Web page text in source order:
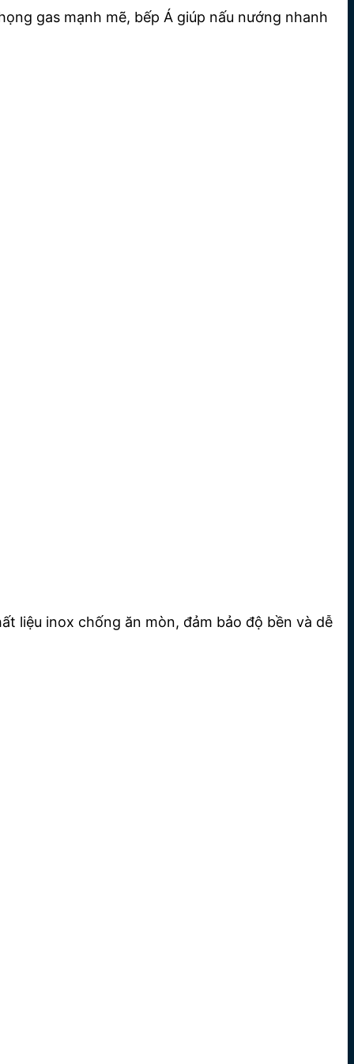
gas mạnh mẽ, bếp Á giúp nấu nướng nhanh
liệu inox chống ăn mòn, đảm bảo độ bền và dễ